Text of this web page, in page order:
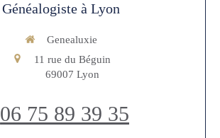
Généalogiste à Lyon
Genealuxie
11 rue du Béguin
69007 Lyon
06 75 89 39 35